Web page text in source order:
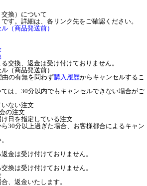
換）について
す。詳細は、各リンク先をご確認ください。
（商品発送前）
交換、返金は受け付けておりません。
（商品発送前）
由の有無を問わず購入履歴からキャンセルするこ
は、30分以内でもキャンセルできない場合がご
いない注文
の注文
日を指定している注文
30分以上過ぎた場合、お客様都合によるキャン
金は受け付けておりません。
換は受け付けておりません。
、返金いたします。